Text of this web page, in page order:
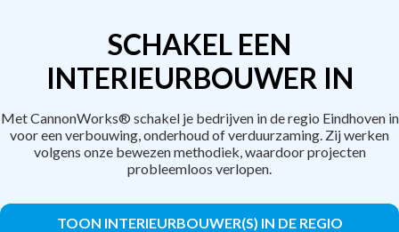
SCHAKEL EEN
INTERIEURBOUWER IN
Met CannonWorks® schakel je bedrijven in de regio Eindhoven in
voor een verbouwing, onderhoud of verduurzaming. Zij werken
volgens onze bewezen methodiek, waardoor projecten
probleemloos verlopen.
TOON INTERIEURBOUWER(S) IN DE REGIO